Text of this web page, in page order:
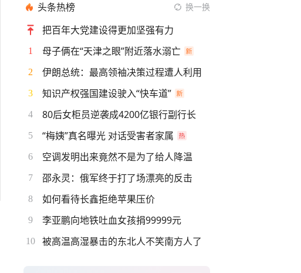
头条热榜 换一换
把百年大党建设得更加坚强有力
1 母子俩在“天津之眼”附近落水溺亡
2 伊朗总统：最高领袖决策过程遭人利用
3 知识产权强国建设驶入“快车道”
4 80后女柜员逆袭成4200亿银行副行长
5 “梅姨”真名曝光 对话受害者家属
6 空调发明出来竟然不是为了给人降温
7 邵永灵：俄军终于打了场漂亮的反击
8 如何看待长鑫拒绝苹果压价
9 李亚鹏向地铁吐血女孩捐99999元
10 被高温高湿暴击的东北人不笑南方人了